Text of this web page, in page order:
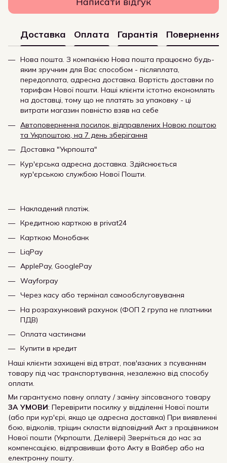
Доставка Оплата Гарантія Повернення
Нова пошта. З компанією Нова пошта працюємо будь-
яким зручним для Вас способом - післяплата,
передоплата, адресна доставка. Вартість доставки по
тарифам Нової пошти. Наші клієнти істотно економлять
на доставці, тому що не платять за упаковку - ці
витрати магазин повністю взяв на себе
Автоповернення посилок, відправлених Новою поштою
та Укрпоштою, на 7 день зберігання
Доставка "Укрпошта"
Кур'єрська адресна доставка. Здійснюється
кур'єрською службою Нової Пошти.
Накладений платіж.
Кредитною карткою в privat24
Карткою Монобанк
LiqPay
ApplePay, GooglePay
Wayforpay
Через касу або термінал самообслуговування
На розрахунковий рахунок (ФОП 2 група не платники
ПДВ)
Оплата частинами
Купити в кредит
Наші клієнти захищені від втрат, пов'язаних з псуванням
товару під час транспортування, незалежно від способу
оплати.
Ми гарантуємо повну оплату / заміну зіпсованого товару
ЗА УМОВИ: Перевірити посилку у відділенні Нової пошти
(або при кур'єрі, якщо це адресна доставка) При виявленні
бою, відколів, тріщин скласти відповідний Акт з працівником
Нової пошти (Укрпошти, Делівері) Зверніться до нас за
компенсацією, відправивши фото Акту в Вайбер або на
електронну пошту.